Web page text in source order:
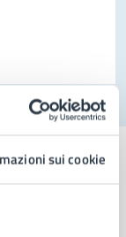
sui cookie